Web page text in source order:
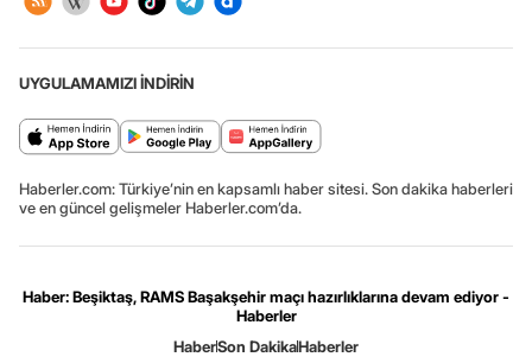
UYGULAMAMIZI İNDİRİN
Haberler.com: Türkiye’nin en kapsamlı haber sitesi. Son dakika haberleri
ve en güncel gelişmeler Haberler.com’da.
Haber: Beşiktaş, RAMS Başakşehir maçı hazırlıklarına devam ediyor -
Haberler
HaberSon DakikaHaberler